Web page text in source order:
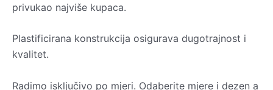
privukao najviše kupaca.
Plastificirana konstrukcija osigurava dugotrajnost i
kvalitet.
Radimo isključivo po mjeri. Odaberite mjere i dezen a